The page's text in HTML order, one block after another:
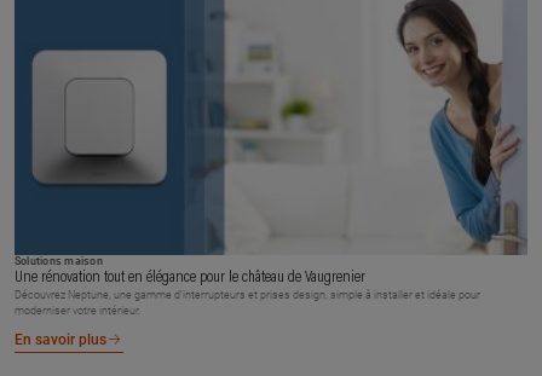
Solutions maison
Une rénovation tout en élégance pour le château de Vaugrenier
Découvrez Neptune, une gamme d’interrupteurs et prises design, simple à installer et idéale pour
moderniser votre intérieur.
En savoir plus